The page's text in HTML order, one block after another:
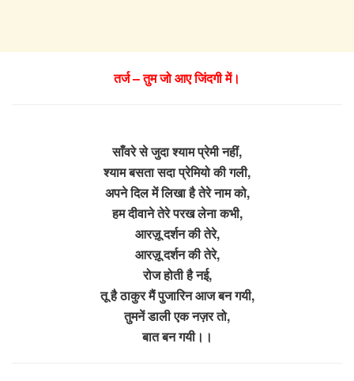
तर्ज – तुम जो आए जिंदगी में।
साँवरे से जुदा श्याम प्रेमी नहीं,
श्याम बसता सदा प्रेमियो की गली,
अपने दिल में लिखा है तेरे नाम को,
हम दीवाने तेरे परख लेना कभी,
आरज़ू दर्शन की तेरे,
आरज़ू दर्शन की तेरे,
रोज होती है नई,
तू है ठाकुर मैं पुजारिन आज बन गयी,
तुमनें डाली एक नज़र तो,
बात बन गयी।।